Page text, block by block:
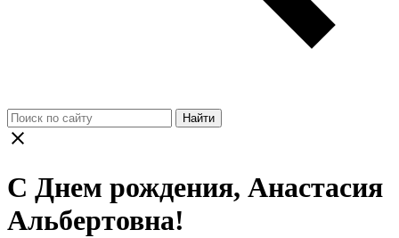
Найти
С Днем рождения, Анастасия
Альбертовна!